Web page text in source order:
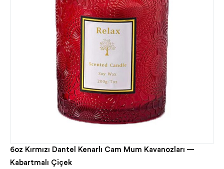
6oz Kırmızı Dantel Kenarlı Cam Mum Kavanozları —
Kabartmalı Çiçek